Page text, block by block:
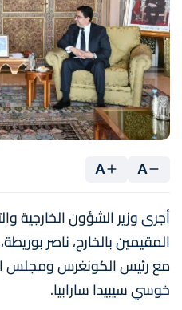
A
A
أجرى وزير الشؤون الخارجية
المقيمين بالخارج، ناصر بوريطة،
مع رئيس الكونغرس ومجلس
خوسي سيبيدا سارابيا.